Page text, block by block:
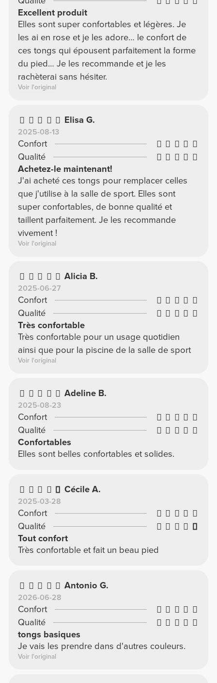
Excellent produit
Elles sont super confortables et légères. Je
les ai en rose et je les adore… le confort de
ces tongs qui épousent parfaitement la forme
du pied… Je les recommande et je les
rachèterai sans hésiter.
Voir l'original
Elisa G.
2025-08-13
Confort
Qualité
Achetez-le maintenant!
J'ai acheté ces tongs pour remplacer celles
que j'utilise à la salle de sport. Elles sont
super confortables, de bonne qualité et
taillent parfaitement. Je les recommande
vivement !
Voir l'original
Alicia B.
2025-06-27
Confort
Qualité
Très confortable
Très confortable pour un usage quotidien
ainsi que pour la piscine de la salle de sport
Voir l'original
Adeline B.
2025-08-23
Confort
Qualité
Confortables
Elles sont belles confortables et solides.
Cécile A.
2025-03-28
Confort
Qualité
Tout confort
Très confortable et fait un beau pied
Antonio G.
2026-06-28
Confort
Qualité
tongs basiques
Je vais les prendre dans d'autres couleurs.
Voir l'original